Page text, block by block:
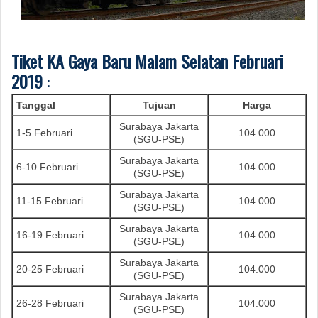
Tiket KA Gaya Baru Malam Selatan Februari
2019:
Tanggal Tujuan Harga
1-5 Februari
Surabaya Jakarta
(SGU-PSE)
104.000
6-10 Februari
Surabaya Jakarta
(SGU-PSE)
104.000
11-15 Februari
Surabaya Jakarta
(SGU-PSE)
104.000
16-19 Februari
Surabaya Jakarta
(SGU-PSE)
104.000
20-25 Februari
Surabaya Jakarta
(SGU-PSE)
104.000
26-28 Februari
Surabaya Jakarta
(SGU-PSE)
104.000